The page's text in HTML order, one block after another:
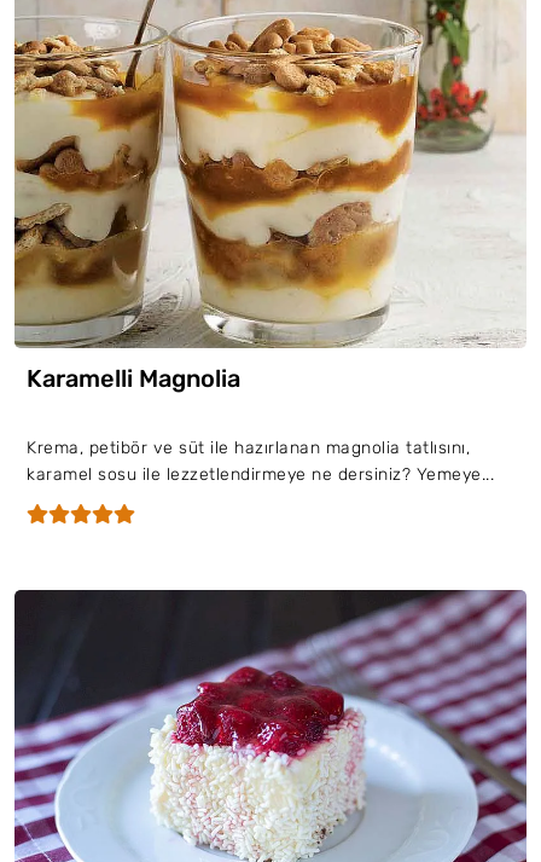
Karamelli Magnolia
Krema, petibör ve süt ile hazırlanan magnolia tatlısını,
karamel sosu ile lezzetlendirmeye ne dersiniz? Yemeye...